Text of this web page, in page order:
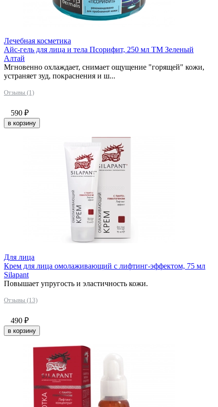
Лечебная косметика
Айс-гель для лица и тела Псорифит, 250 мл ТМ Зеленый
Алтай
Мгновенно охлаждает, снимает ощущение "горящей" кожи,
устраняет зуд, покраснения и ш...
Отзывы (1)
590 ₽
в корзину
Для лица
Крем для лица омолаживающий с лифтинг-эффектом, 75 мл
Silapant
Повышает упругость и эластичность кожи.
Отзывы (13)
490 ₽
в корзину